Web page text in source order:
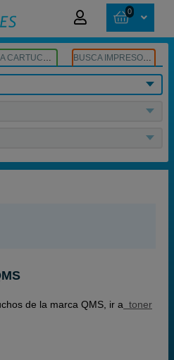
0
BUSCA CARTUCHOS BUSCA IMPRESORA
de la marca QMS, ir a toner